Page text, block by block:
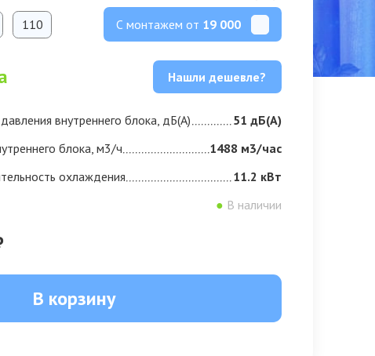
110 С монтажем от 19 000
Нашли дешевле?
внутреннего блока, дБ(А)
51 дБ(А)
блока, м3/ч
1488 м3/час
охлаждения
11.2 кВт
● В наличии
В корзину